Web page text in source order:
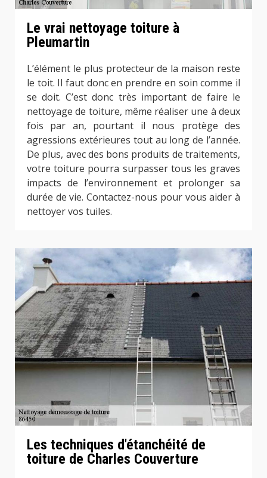
Le vrai nettoyage toiture à
Pleumartin
L’élément le plus protecteur de la maison reste
le toit. Il faut donc en prendre en soin comme il
se doit. C’est donc très important de faire le
nettoyage de toiture, même réaliser une à deux
fois par an, pourtant il nous protège des
agressions extérieures tout au long de l’année.
De plus, avec des bons produits de traitements,
votre toiture pourra surpasser tous les graves
impacts de l’environnement et prolonger sa
durée de vie. Contactez-nous pour vous aider à
nettoyer vos tuiles.
Les techniques d'étanchéité de
toiture de Charles Couverture